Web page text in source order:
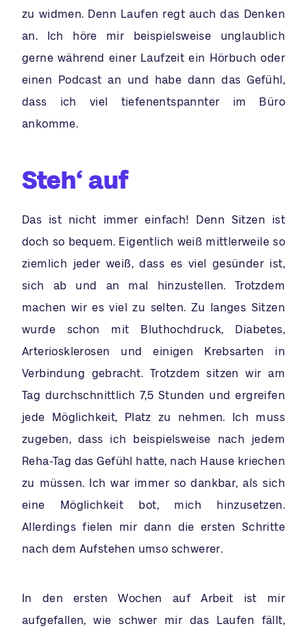
zu widmen. Denn Laufen regt auch das Denken
an. Ich höre mir beispielsweise unglaublich
gerne während einer Laufzeit ein Hörbuch oder
einen Podcast an und habe dann das Gefühl,
dass ich viel tiefenentspannter im Büro
ankomme.
Steh‘ auf
Das ist nicht immer einfach! Denn Sitzen ist
doch so bequem. Eigentlich weiß mittlerweile so
ziemlich jeder weiß, dass es viel gesünder ist,
sich ab und an mal hinzustellen. Trotzdem
machen wir es viel zu selten. Zu langes Sitzen
wurde schon mit Bluthochdruck, Diabetes,
Arteriosklerosen und einigen Krebsarten in
Verbindung gebracht. Trotzdem sitzen wir am
Tag durchschnittlich 7,5 Stunden und ergreifen
jede Möglichkeit, Platz zu nehmen. Ich muss
zugeben, dass ich beispielsweise nach jedem
Reha-Tag das Gefühl hatte, nach Hause kriechen
zu müssen. Ich war immer so dankbar, als sich
eine Möglichkeit bot, mich hinzusetzen.
Allerdings fielen mir dann die ersten Schritte
nach dem Aufstehen umso schwerer.
In den ersten Wochen auf Arbeit ist mir
aufgefallen, wie schwer mir das Laufen fällt,